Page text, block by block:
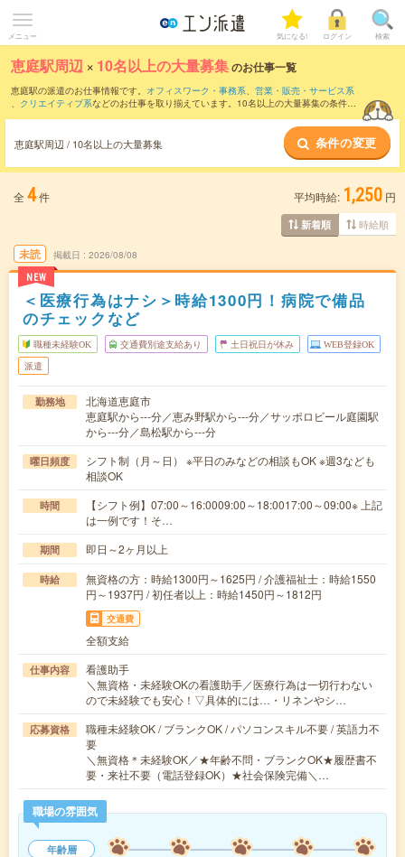
メニュー 気になる! ログイン 検索
恵庭駅周辺 × 10名以上の大量募集のお仕事一覧
恵庭駅の派遣のお仕事情報です。 オフィスワーク・事務系、 営業・販売・サービス系
、 クリエイティブ系などのお仕事を取り揃えています。10名以上の大量募集の条件の
恵庭駅周辺 / 10名以上の大量募集 条件の変更
全 4件 平均時給: 1,250 円
新着順 時給順
未読
NEW
掲載日 2026/08/08
＜医療行為はナシ＞時給1300円！病院で備品
のチェックなど
職種未経験OK 交通費別途支給あり 土日祝日が休み WEB登録OK
派遣
勤務地
北海道恵庭市
恵庭駅から---分／恵み野駅から---分／サッポロビール庭園駅
から---分／島松駅から---分
曜日頻度
シフト制（月～日） ※平日のみなどの相談もOK ※週3なども
相談OK
時間
【シフト例】07:00～16:0009:00～18:0017:00～09:00※ 上記
は一例です！そ…
期間 即日～2ヶ月以上
時給
無資格の方：時給1300円～1625円 / 介護福祉士：時給1550
円～1937円 / 初任者以上：時給1450円～1812円
交通費
全額支給
仕事内容
看護助手
＼無資格・未経験OKの看護助手／医療行為は一切行わない
ので未経験でも安心！▽具体的には…・リネンやシ…
応募資格
職種未経験OK / ブランクOK / パソコンスキル不要 / 英語力不
要
＼無資格＊未経験OK／★年齢不問・ブランクOK★履歴書不
要・来社不要（電話登録OK）★社会保険完備＼…
職場の雰囲気
年齢層